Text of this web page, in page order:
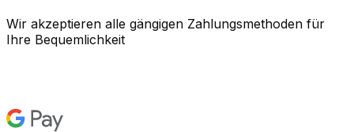
Wir akzeptieren alle gängigen Zahlungsmethoden für
Ihre Bequemlichkeit